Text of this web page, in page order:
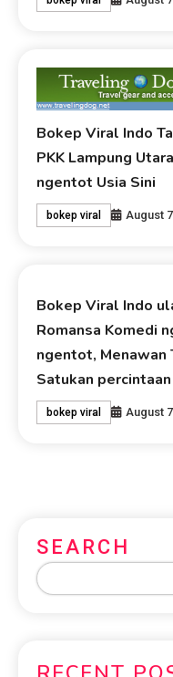
Bokep Viral Indo
PKK Lampung
ngentot Usia Sini
bokep viral August
Bokep Viral Indo
Romansa Komedi
ngentot,
Satukan
bokep viral August
SEARCH